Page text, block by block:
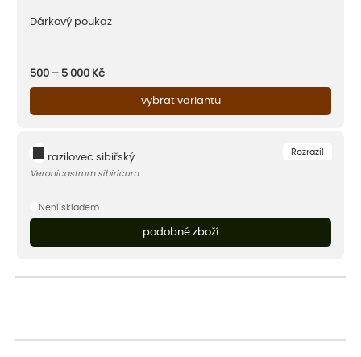
Dárkový poukaz
500 – 5 000 Kč
vybrat variantu
Rozrazil
Rozrazilovec sibiřský
Veronicastrum sibiricum
Není skladem
podobné zboží